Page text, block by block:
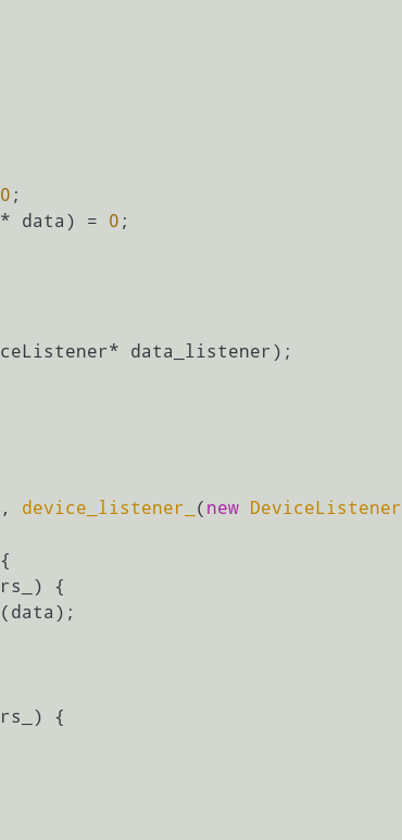
0 ;
data) = 0 ;
data_listener) ;
device_listener_ ( new DeviceListener
{
{
(data);
{